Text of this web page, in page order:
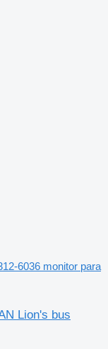
6036 monitor para
Lion's bus